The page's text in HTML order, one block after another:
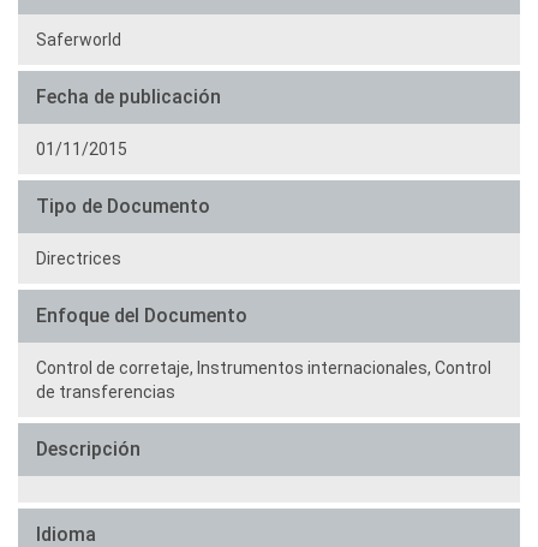
Saferworld
Fecha de publicación
01/11/2015
Tipo de Documento
Directrices
Enfoque del Documento
Control de corretaje, Instrumentos internacionales, Control
de transferencias
Descripción
Idioma